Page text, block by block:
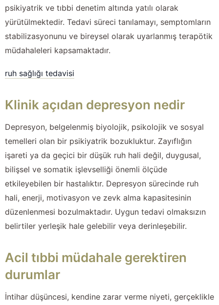
psikiyatrik ve tıbbi denetim altında yatılı olarak
yürütülmektedir. Tedavi süreci tanılamayı, semptomların
stabilizasyonunu ve bireysel olarak uyarlanmış terapötik
müdahaleleri kapsamaktadır.
ruh sağlığı tedavisi
Klinik açıdan depresyon nedir
Depresyon, belgelenmiş biyolojik, psikolojik ve sosyal
temelleri olan bir psikiyatrik bozukluktur. Zayıflığın
işareti ya da geçici bir düşük ruh hali değil, duygusal,
bilişsel ve somatik işlevselliği önemli ölçüde
etkileyebilen bir hastalıktır. Depresyon sürecinde ruh
hali, enerji, motivasyon ve zevk alma kapasitesinin
düzenlenmesi bozulmaktadır. Uygun tedavi olmaksızın
belirtiler yerleşik hale gelebilir veya derinleşebilir.
Acil tıbbi müdahale gerektiren
durumlar
İntihar düşüncesi, kendine zarar verme niyeti, gerçeklikle